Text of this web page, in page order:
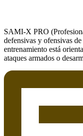
SAMI-X PRO
defensivas y ofensivas
entrenamiento está
ataques armados o